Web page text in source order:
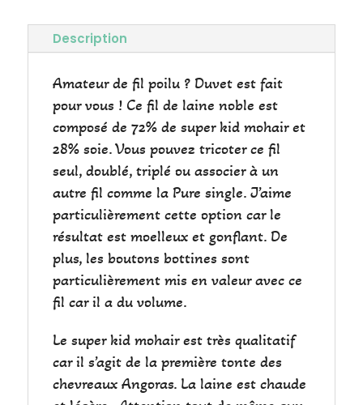
Description
Amateur de fil poilu ? Duvet est fait
pour vous ! Ce fil de laine noble est
composé de 72% de super kid mohair et
28% soie. Vous pouvez tricoter ce fil
seul, doublé, triplé ou associer à un
autre fil comme la Pure single. J’aime
particulièrement cette option car le
résultat est moelleux et gonflant. De
plus, les boutons bottines sont
particulièrement mis en valeur avec ce
fil car il a du volume.
Le super kid mohair est très qualitatif
car il s’agit de la première tonte des
chevreaux Angoras. La laine est chaude